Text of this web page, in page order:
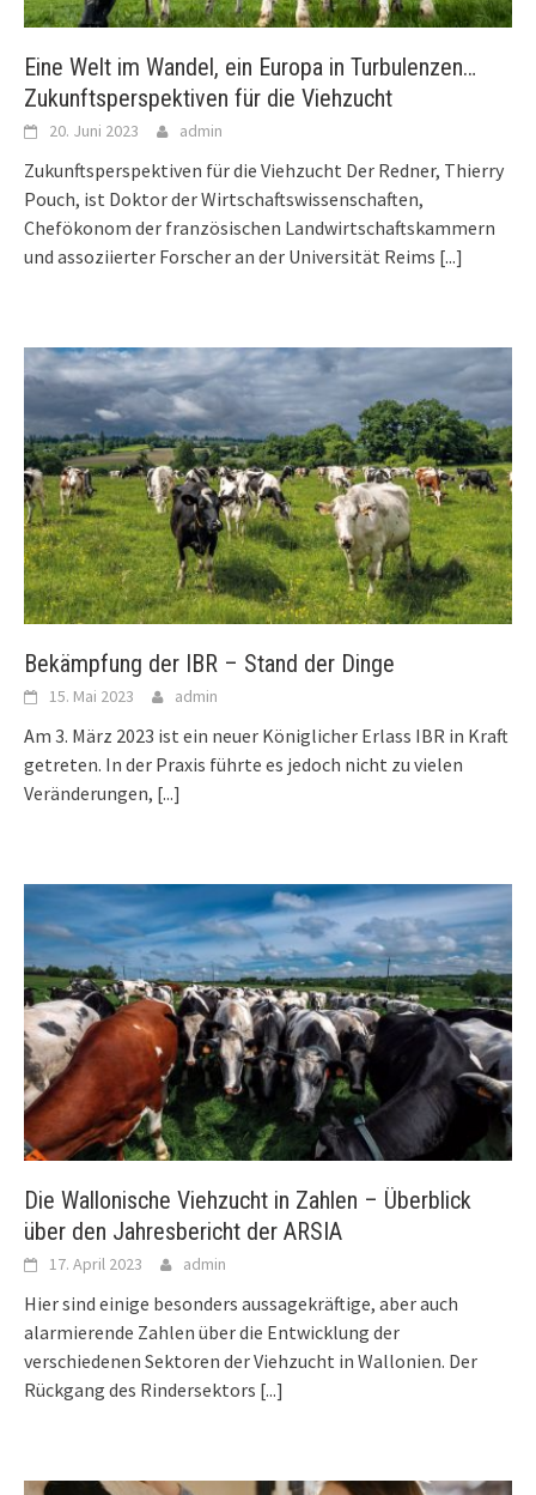
Eine Welt im Wandel, ein Europa in Turbulenzen…
Zukunftsperspektiven für die Viehzucht
20. Juni 2023 admin
Zukunftsperspektiven für die Viehzucht Der Redner, Thierry
Pouch, ist Doktor der Wirtschaftswissenschaften,
Chefökonom der französischen Landwirtschaftskammern
und assoziierter Forscher an der Universität Reims [...]
Bekämpfung der IBR – Stand der Dinge
15. Mai 2023 admin
Am 3. März 2023 ist ein neuer Königlicher Erlass IBR in Kraft
getreten. In der Praxis führte es jedoch nicht zu vielen
Veränderungen, [...]
Die Wallonische Viehzucht in Zahlen – Überblick
über den Jahresbericht der ARSIA
17. April 2023 admin
Hier sind einige besonders aussagekräftige, aber auch
alarmierende Zahlen über die Entwicklung der
verschiedenen Sektoren der Viehzucht in Wallonien. Der
Rückgang des Rindersektors [...]